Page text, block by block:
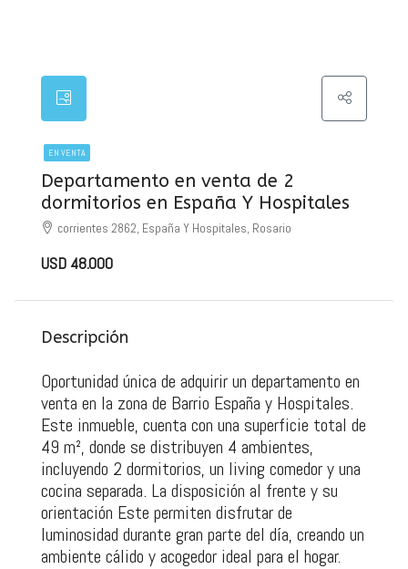
EN VENTA
Departamento en venta de 2
dormitorios en España Y Hospitales
corrientes 2862, España Y Hospitales, Rosario
USD 48.000
Descripción
Oportunidad única de adquirir un departamento en
venta en la zona de Barrio España y Hospitales.
Este inmueble, cuenta con una superficie total de
49 m², donde se distribuyen 4 ambientes,
incluyendo 2 dormitorios, un living comedor y una
cocina separada. La disposición al frente y su
orientación Este permiten disfrutar de
luminosidad durante gran parte del día, creando un
ambiente cálido y acogedor ideal para el hogar.